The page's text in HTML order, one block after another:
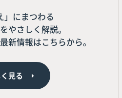
」にまつわる
やさしく解説。
新情報はこちらから。
見る